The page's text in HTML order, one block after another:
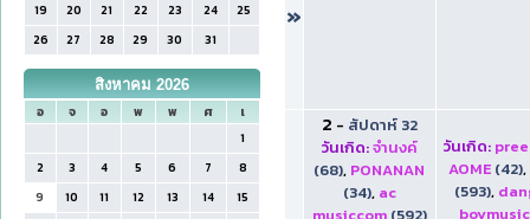
19
20 21 22 23 24
25
26
27 28 29 30 31
สิงหาคม 2026
อ
จ อ พ พ ศ
เ
1
2
3 4 5 6 7
8
9
10 11 12 13 14
15
»
2 - สัปดาห์ 32
วันเกิด:จำนงค์
(68), PONANAN
(34), ac
วันเกิด:
AOME (42),
(593),
boymusic